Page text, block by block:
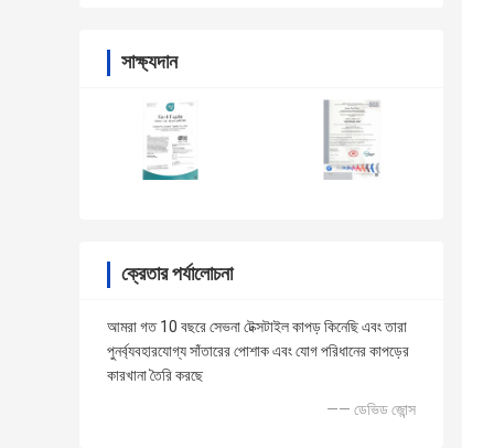
সাক্ষ্যদান
ক্রেতার পর্যালোচনা
আমরা গত 10 বছরে সেভনা টেক্সটাইল কাপড় কিনেছি এবং তারা
পুনর্ব্যবহারযোগ্য সাঁতারের পোশাক এবং যোগ পরিধানের কাপড়ের
কারখানা তৈরি করছে
—— ডেভিড জোন্স